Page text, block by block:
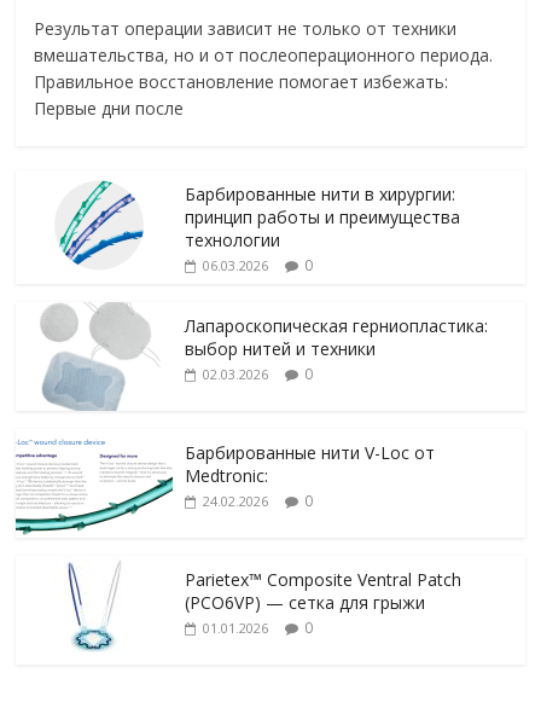
Результат операции зависит не только от техники
вмешательства, но и от послеоперационного периода.
Правильное восстановление помогает избежать:
Первые дни после
Барбированные нити в хирургии:
принцип работы и преимущества
технологии
06.03.2026 0
Лапароскопическая герниопластика:
выбор нитей и техники
02.03.2026 0
Барбированные нити V-Loc от
Medtronic:
24.02.2026 0
Parietex™ Composite Ventral Patch
(PCO6VP) — сетка для грыжи
01.01.2026 0